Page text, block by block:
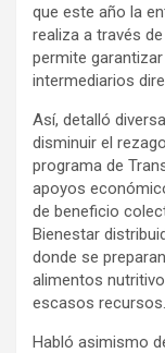
que este año la
realiza a través
permite
intermediarios
Así, detalló
disminuir el
programa de
apoyos
de beneficio
Bienestar
donde se
alimentos
escasos recursos.
Habló asimismo